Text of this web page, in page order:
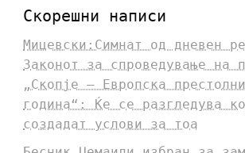
Скорешни написи
Мицевски:Симнат од дневен
Законот за спроведување на
„Скопје – Европска
година“: Ќе се разгледува
создадат услови за тоа